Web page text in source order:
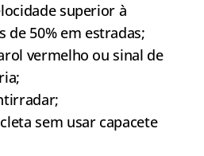
superior à
de 50% em estradas;
vermelho ou sinal de
sem usar capacete